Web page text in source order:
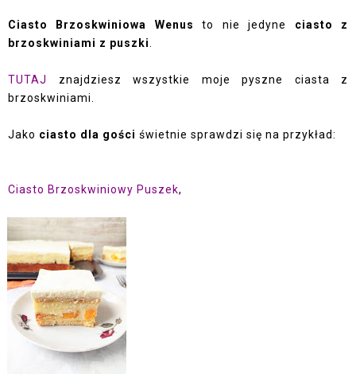
Ciasto Brzoskwiniowa Wenus to nie jedyne ciasto z
brzoskwiniami z puszki
TUTAJ
znajdziesz wszystkie moje pyszne ciasta z
brzoskwiniami.
Jako ciasto dla gości świetnie sprawdzi się na przykład:
Ciasto Brzoskwiniowy Puszek,